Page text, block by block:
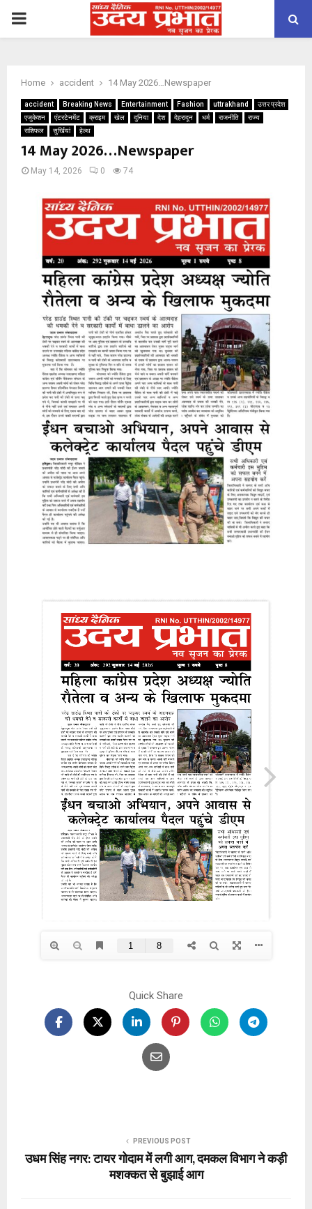
PRIMARY
Home accident 14 May 2026…Newspaper
accident Breaking News Entertainment Fashion uttrakhand
उत्तर प्रदेश
एजुकेशन
एंटरटेनमेंट क्राइम खेल दुनिया देश देहरादून धर्म राजनीति
राज्य
राशिफल
सुर्खियां हेल्थ
14 May 2026…Newspaper
May 14, 2026 0 74
Quick Share
PREVIOUS POST
उधम सिंह नगर: टायर गोदाम में लगी आग, दमकल विभाग ने कड़ी
मशक्कत से बुझाई आग